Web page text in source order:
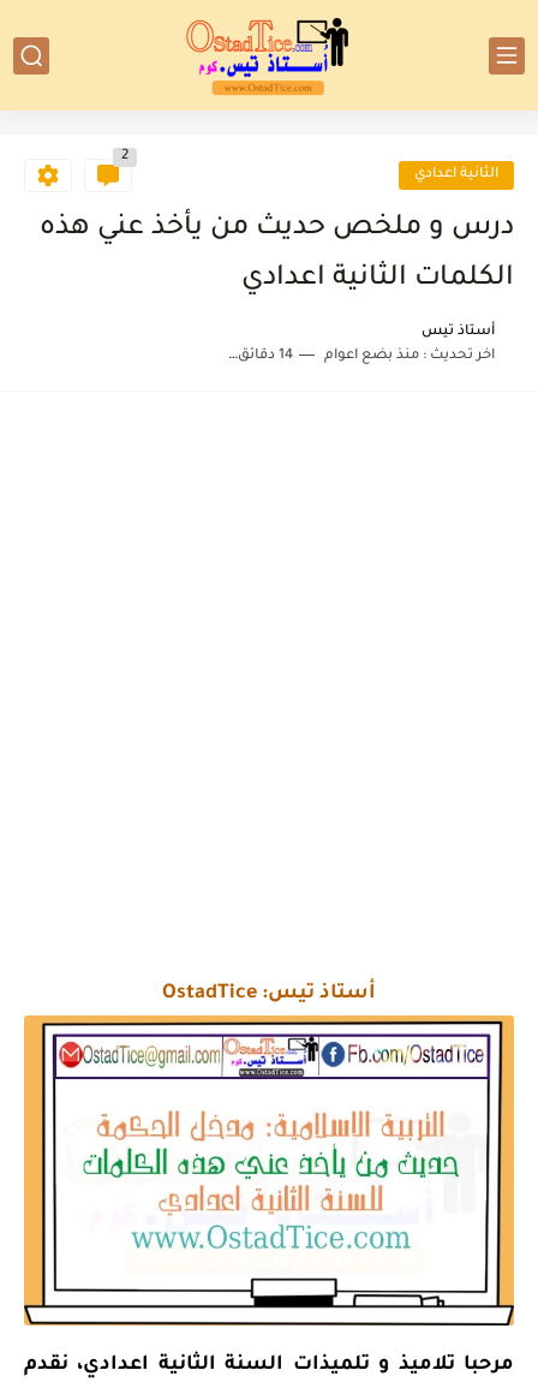
الثانية اعدادي
2
درس و ملخص حديث من يأخذ عني هذه
الكلمات الثانية اعدادي
أستاذ تيس
اخر تحديث :منذ بضع اعوام 14 دقائق للقراءة
أستاذ تيس: OstadTice
مرحبا تلاميذ و تلميذات السنة الثانية اعدادي، نقدم